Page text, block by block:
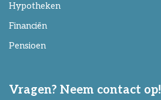
Hypotheken
Financiën
Pensioen
Vragen? Neem contact op!